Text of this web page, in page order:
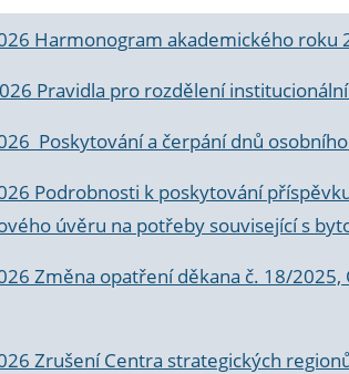
Harmonogram akademického roku
Pravidla pro rozdělení
Poskytování a čerpání dnů
Podrobnosti k poskytování
úvěru na potřeby související s
Změna opatření děkana č. 18/
Zrušení Centra strategických